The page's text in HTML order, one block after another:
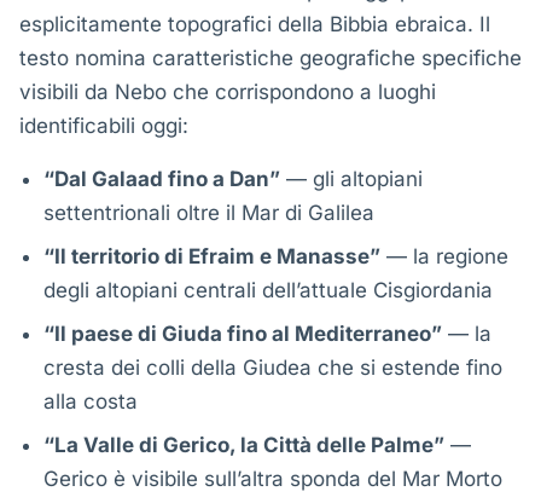
esplicitamente topografici della Bibbia ebraica. Il
testo nomina caratteristiche geografiche specifiche
visibili da Nebo che corrispondono a luoghi
identificabili oggi:
“Dal Galaad fino a Dan” — gli altopiani
settentrionali oltre il Mar di Galilea
“Il territorio di Efraim e Manasse” — la regione
degli altopiani centrali dell’attuale Cisgiordania
“Il paese di Giuda fino al Mediterraneo” — la
cresta dei colli della Giudea che si estende fino
alla costa
“La Valle di Gerico, la Città delle Palme” —
Gerico è visibile sull’altra sponda del Mar Morto